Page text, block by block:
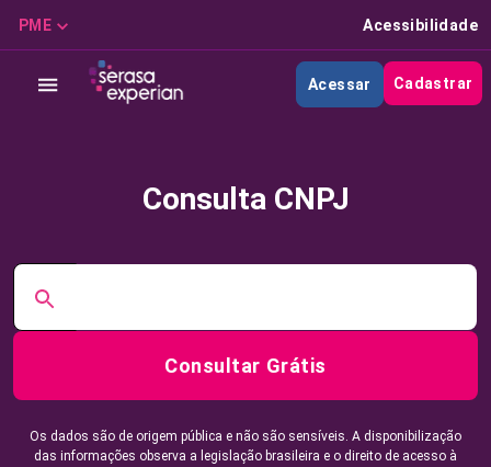
PME Acessibilidade
Acessar Cadastrar
Consulta CNPJ
Consultar Grátis
Os dados são de origem pública e não são sensíveis. A disponibilização
das informações observa a legislação brasileira e o direito de acesso à